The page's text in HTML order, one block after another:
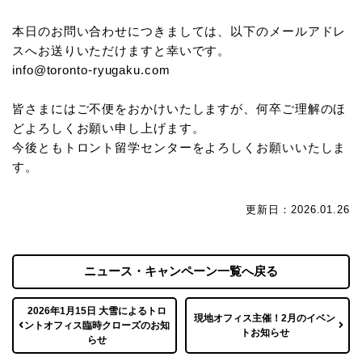
本日のお問い合わせにつきましては、以下のメールアドレ
スへお送りいただけますと幸いです。
info@toronto-ryugaku.com
皆さまにはご不便をおかけいたしますが、何卒ご理解のほ
どよろしくお願い申し上げます。
今後ともトロント留学センターをよろしくお願いいたしま
す。
更新日：2026.01.26
2026年1月15日 大雪によるトロ
ントオフィス臨時クローズのお知
らせ
ニュース・キャンペーン一覧へ戻る
現地オフィス主催！2月のイベン
トお知らせ